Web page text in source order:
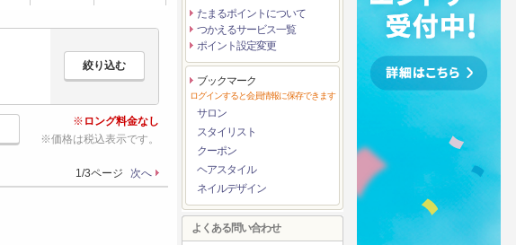
ロング料金なし
価格は税込表示です。
1/3ページ 次へ
たまるポイントについて
つかえるサービス一覧
ポイント設定変更
ブックマーク
ログインすると会員情報に保存できます
サロン
スタイリスト
クーポン
ヘアスタイル
ネイルデザイン
よくある問い合わせ